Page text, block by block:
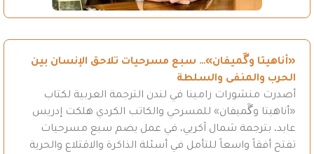
«أناهيتا وگَميفان»… سبع مسرحيات تلاحق الإنسان بين
الحرب والمنفى والسلطة
أصدرت منشورات رامينا في لندن الترجمة العربية لكتاب
«أناهيتا وگَميفان» للمسرحي والكاتب الكردي هلكت إدريس
عابد، بترجمة شمال آكريي، في عمل يضم سبع مسرحيات
تفتح أفقاً واسعاً للتأمل في أسئلة الذاكرة والاقتلاع والحرية